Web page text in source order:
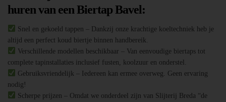
huren van een Biertap Bavel:
Snel en gekoeld tappen – Dankzij onze krachtige koeltechniek heb je
altijd een perfect koud biertje binnen handbereik.
Verschillende modellen beschikbaar – Van eenvoudige biertaps tot
complete tapinstallaties inclusief fusten, koolzuur en onderstel.
Gebruiksvriendelijk – Iedereen kan ermee overweg. Geen ervaring
nodig!
Scherpe prijzen – Omdat we onderdeel zijn van Slijterij Breda “de